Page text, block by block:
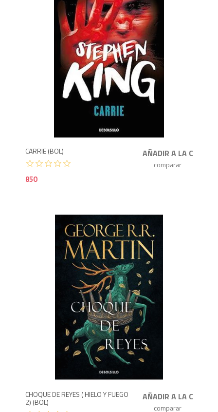
CARRIE (BOL)
850
CHOQUE DE REYES ( HIELO Y FUEGO
2) (BOL)